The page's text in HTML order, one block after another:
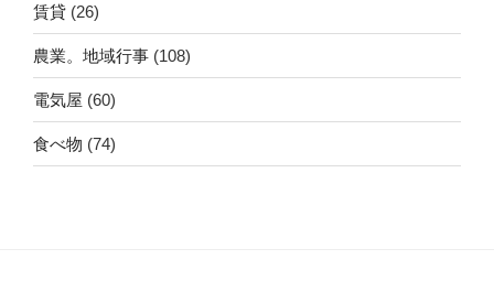
賃貸 (26)
農業。地域行事 (108)
電気屋 (60)
食べ物 (74)